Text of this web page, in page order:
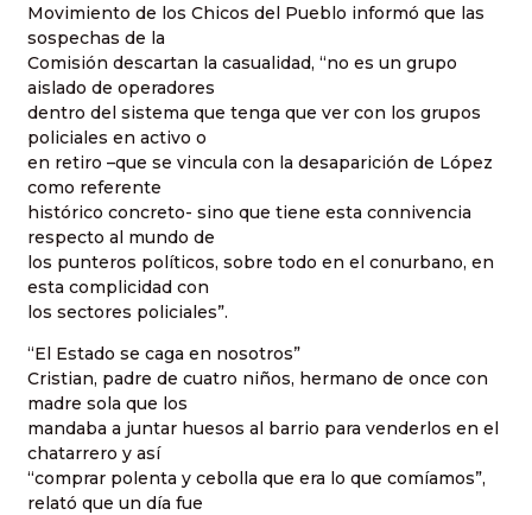
Movimiento de los Chicos del Pueblo informó que las
sospechas de la
Comisión descartan la casualidad, “no es un grupo
aislado de operadores
dentro del sistema que tenga que ver con los grupos
policiales en activo o
en retiro –que se vincula con la desaparición de López
como referente
histórico concreto- sino que tiene esta connivencia
respecto al mundo de
los punteros políticos, sobre todo en el conurbano, en
esta complicidad con
los sectores policiales”.
“El Estado se caga en nosotros”
Cristian, padre de cuatro niños, hermano de once con
madre sola que los
mandaba a juntar huesos al barrio para venderlos en el
chatarrero y así
“comprar polenta y cebolla que era lo que comíamos”,
relató que un día fue